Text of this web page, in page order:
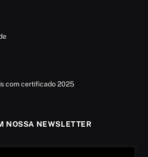
com certificado 2025
NOSSA NEWSLETTER